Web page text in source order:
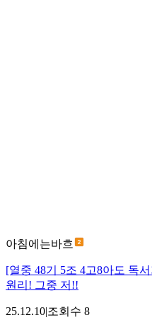
아침에는바흐
[열중 48기 5조 4고8아도 독
원리! 그중 저!!
25.12.10|조회수 8